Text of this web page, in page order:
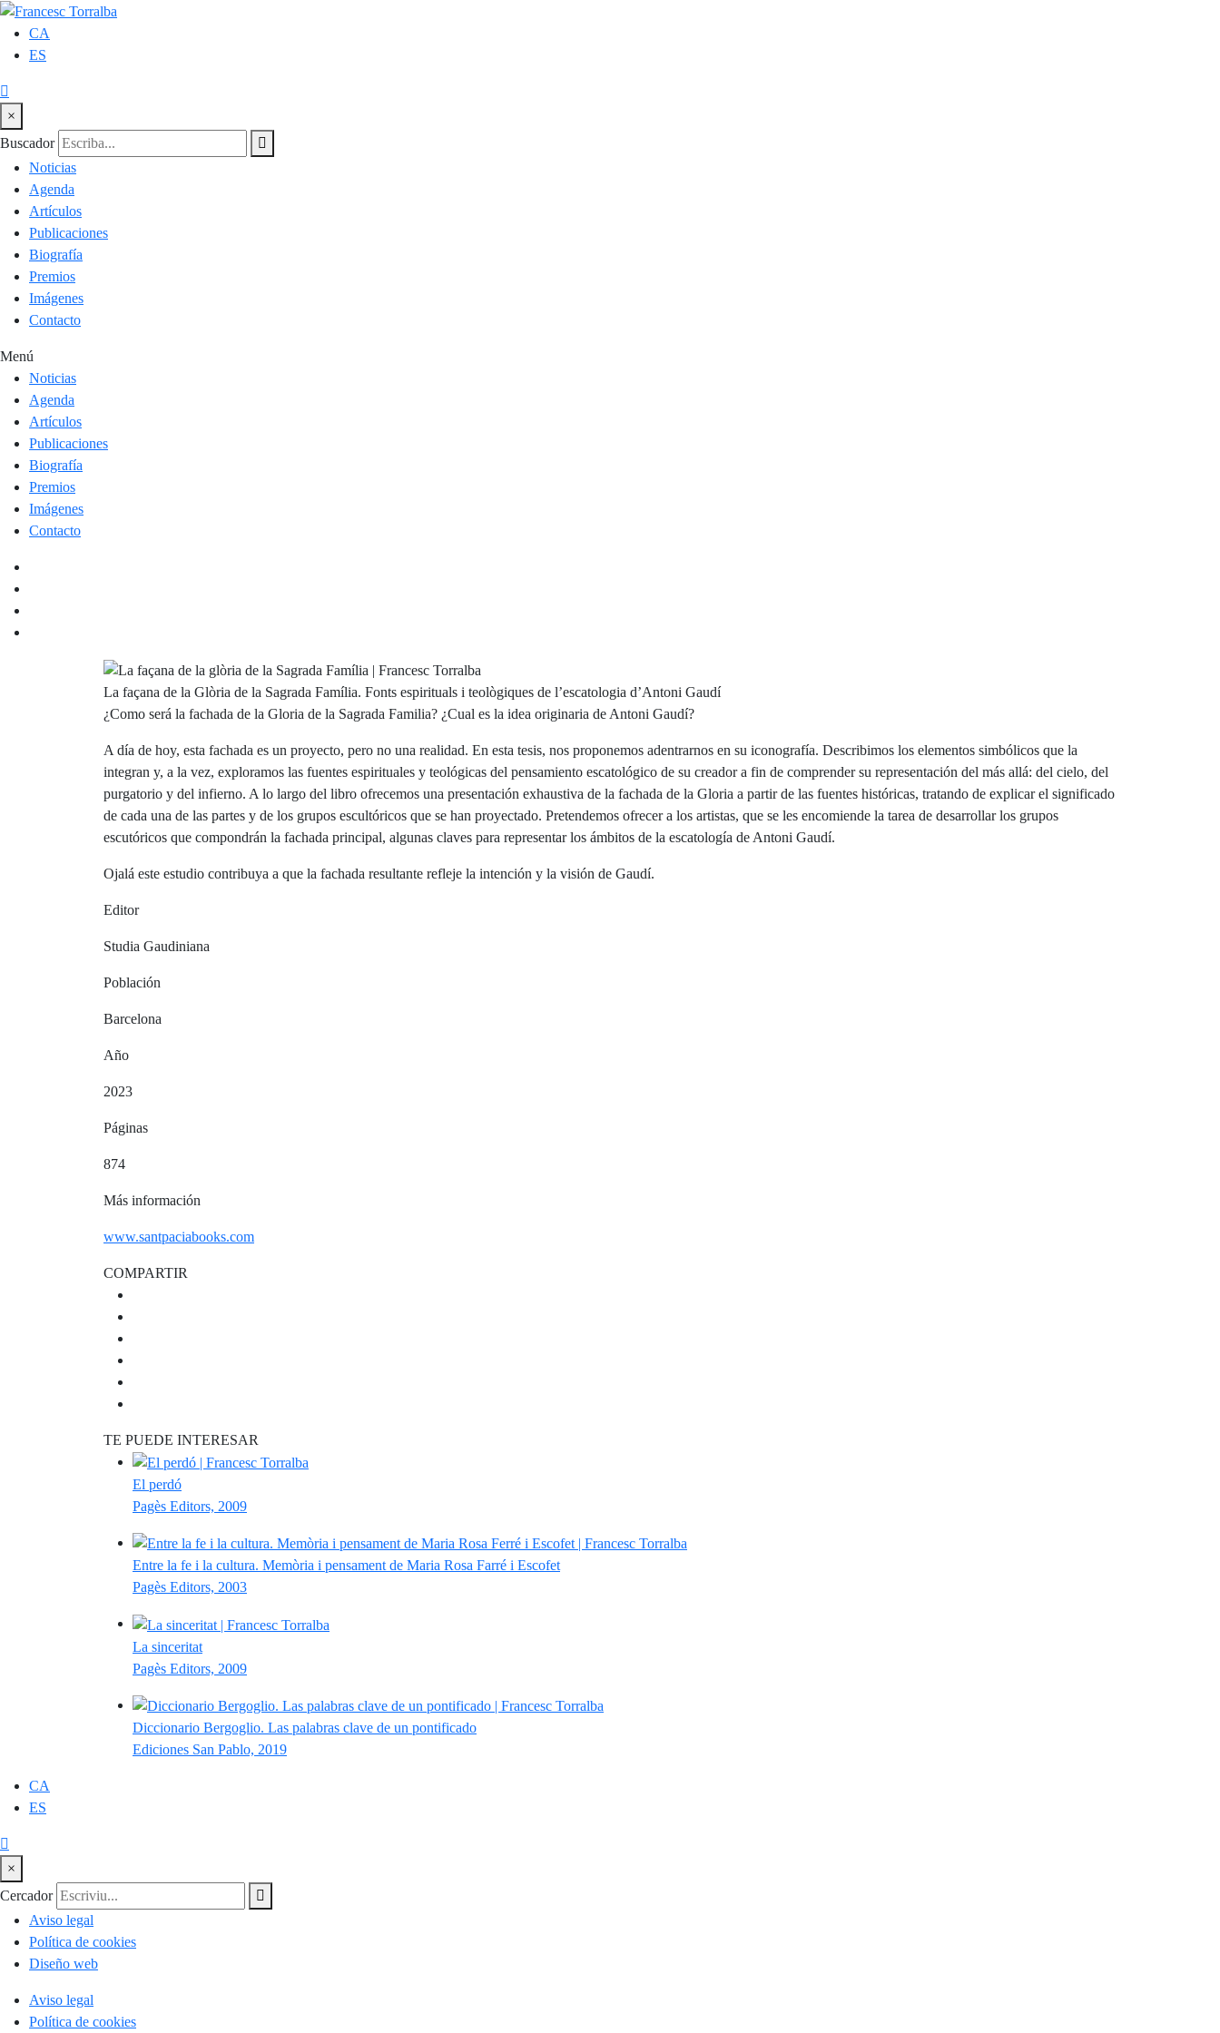
CA
ES
×
Buscador
Noticias
Agenda
Artículos
Publicaciones
Biografía
Premios
Imágenes
Contacto
Menú
Noticias
Agenda
Artículos
Publicaciones
Biografía
Premios
Imágenes
Contacto
La façana de la Glòria de la Sagrada Família. Fonts espirituals i teològiques de l’escatologia d’Antoni Gaudí
¿Como será la fachada de la Gloria de la Sagrada Familia? ¿Cual es la idea originaria de Antoni Gaudí?
A día de hoy, esta fachada es un proyecto, pero no una realidad. En esta tesis, nos proponemos adentrarnos en su iconografía. Describimos los elementos simbólicos que la
integran y, a la vez, exploramos las fuentes espirituales y teológicas del pensamiento escatológico de su creador a fin de comprender su representación del más allá: del cielo, del
purgatorio y del infierno. A lo largo del libro ofrecemos una presentación exhaustiva de la fachada de la Gloria a partir de las fuentes históricas, tratando de explicar el significado
de cada una de las partes y de los grupos escultóricos que se han proyectado. Pretendemos ofrecer a los artistas, que se les encomiende la tarea de desarrollar los grupos
escutóricos que compondrán la fachada principal, algunas claves para representar los ámbitos de la escatología de Antoni Gaudí.
Ojalá este estudio contribuya a que la fachada resultante refleje la intención y la visión de Gaudí.
Editor
Studia Gaudiniana
Población
Barcelona
Año
2023
Páginas
874
Más información
www.santpaciabooks.com
COMPARTIR
TE PUEDE INTERESAR
El perdó
Pagès Editors, 2009
Entre la fe i la cultura. Memòria i pensament de Maria Rosa Farré i Escofet
Pagès Editors, 2003
La sinceritat
Pagès Editors, 2009
Diccionario Bergoglio. Las palabras clave de un pontificado
Ediciones San Pablo, 2019
CA
ES
×
Cercador
Aviso legal
Política de cookies
Diseño web
Aviso legal
Política de cookies